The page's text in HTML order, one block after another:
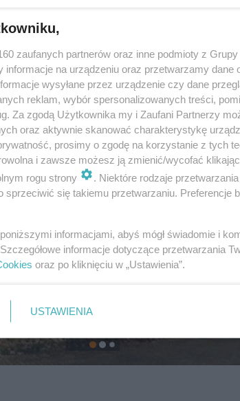
zaufanych partnerów oraz inne podmioty z
informacje na urządzeniu oraz przetwarzamy dane
wysyłane przez urządzenie czy dane
reklam, wybór spersonalizowanych treści,
Za zgodą Użytkownika my i Zaufani Partnerzy
oraz aktywnie skanować charakterystykę
prosimy o zgodę na korzystanie z tych
i zawsze możesz ją zmienić/wycofać
rogu strony
. Niektóre rodzaje
sprzeciwić się takiemu przetwarzaniu. Preferencje
informacjami, abyś mógł świadomie i
informacje dotyczące przetwarzania
oraz po kliknięciu w „Ustawienia”.
USTAWIENIA